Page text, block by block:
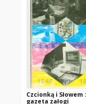
Czcionką i Słowem :
gazeta załogi